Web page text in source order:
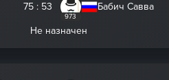
75 : 53
973
Бабич Савва
Не назначен